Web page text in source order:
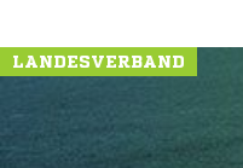
LANDESVERBAND